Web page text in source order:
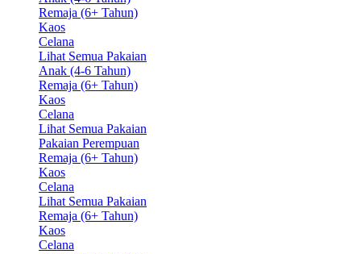
Remaja (6+ Tahun)
Kaos
Celana
Lihat Semua Pakaian
Anak (4-6 Tahun)
Remaja (6+ Tahun)
Kaos
Celana
Lihat Semua Pakaian
Pakaian Perempuan
Remaja (6+ Tahun)
Kaos
Celana
Lihat Semua Pakaian
Remaja (6+ Tahun)
Kaos
Celana